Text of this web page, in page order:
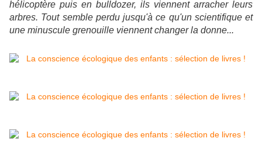
hélicoptère puis en bulldozer, ils viennent arracher leurs
arbres. Tout semble perdu jusqu'à ce qu'un scientifique et
une minuscule grenouille viennent changer la donne...